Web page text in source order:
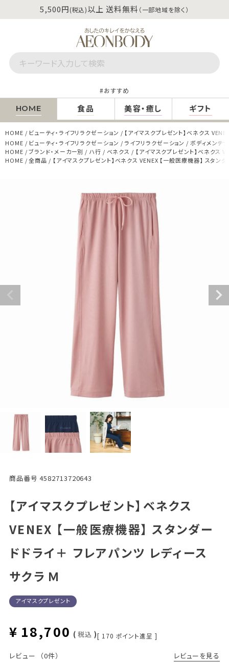
5,500円(税込)以上 送料無料 （一部地域を除く）
おすすめ
HOME 食品 美容・癒し ギフト
HOME ビューティ・ライフリラクゼーション
【アイマスクプレゼント】ベネクス
HOME
ビューティ・ライフリラクゼーション ライフリラクゼーション
ボディメンテ
HOME
ブランド・メーカー別 ハ行 ベネクス
【アイマスクプレゼント】ベネクス
HOME
全商品 【アイマスクプレゼント】ベネクス VENEX 【一般医療機器】 スタン
商品番号 4582713720643
【アイマスクプレゼント】ベネクス
VENEX 【一般医療機器】 スタンダー
ドドライ＋ フレアパンツ レディース
サクラ Ｍ
アイマスクプレゼント
¥ 18,700 税込 [ 170 ポイント進呈 ]
レビュー （0件） レビューを見る